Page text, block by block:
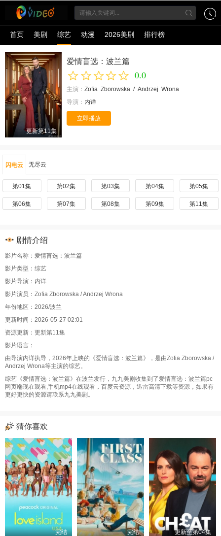
首页 美剧 综艺 动漫 2026美剧 排行榜
更新第11集
爱情盲选：波兰篇
0.0
主演： Zofia Zborowska / Andrzej Wrona
导演： 内详
立即播放
闪电云 无尽云
第01集 第02集 第03集 第04集 第05集
第06集 第07集 第08集 第09集 第11集
剧情介绍
影片名称：爱情盲选：波兰篇
影片类型：综艺
影片导演：内详
影片演员：Zofia Zborowska / Andrzej Wrona
年份地区：2026/波兰
更新时间：2026-05-27 02:01
资源更新：更新第11集
影片语言：
由导演内详执导，2026年上映的《爱情盲选：波兰篇》，是由Zofia Zborowska /
Andrzej Wrona等主演的综艺。
综艺《爱情盲选：波兰篇》在波兰发行，九九美剧收集到了爱情盲选：波兰篇pc
网页端现在观看,手机mp4在线观看，百度云资源，迅雷高清下载等资源，如果有
更好更快的资源请联系九九美剧。
猜你喜欢
完结 完结 更新至第04集